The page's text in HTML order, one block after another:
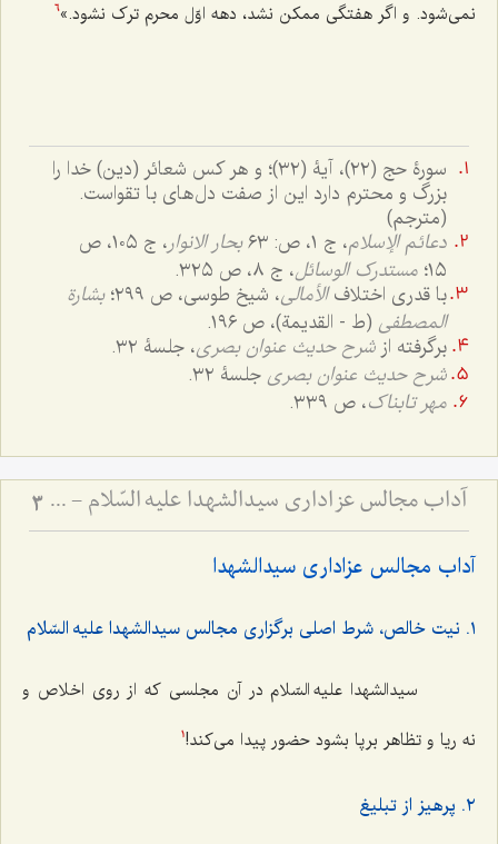
نمی‌شود. و اگر هفتگی ممکن نشد، دهه اوّل محرم ترک نشود.»6
سورۀ حج (٢٢)، آیۀ (٣٢)؛ و هر کس شعائر (دین) خدا را
بزرگ و محترم دارد این از صفت دل‌های با تقواست.
(مترجم)
دعائم الإسلام، ج ١، ص: ٦٣ بحار الانوار
، ج ١٠٥، ص
١٥؛ مستدرک الوسائل، ج ٨، ص ٣٢٥.
با قدری اختلافالأمالی، شیخ طوسی، ص ٢٩٩؛
بشارة
المصطفی (ط - القدیمة)، ص ١٩٦.
برگرفته از شرح حدیث عنوان بصری، جلسۀ ٣٢.
شرح حدیث عنوان بصری جلسۀ ٣٢.
مهر تابناک، ص ٣٣٩.
آداب مجالس عزاداری سیدالشهدا علیه السّلام - و دستورات بزرگان راجع به ماه‌های محرم و صفر 3
آداب مجالس عزاداری سیدالشهدا
١. نیت خالص، شرط اصلی برگزاری مجالس سیدالشهدا علیه السّلام
سیدالشهدا علیه السّلام در آن مجلسی که از روی اخلاص و
نه ریا و تظاهر برپا بشود حضور پیدا می‌کند!1
٢. پرهیز از تبلیغ